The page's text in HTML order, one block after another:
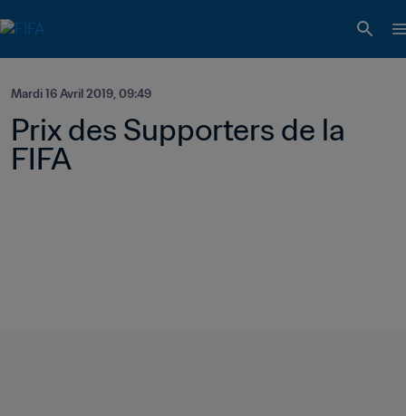
Mardi 16 Avril 2019, 09:49
Prix des Supporters de la
FIFA